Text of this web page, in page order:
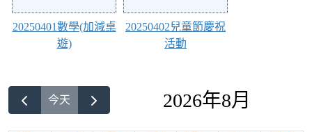
20250401數學(加減桌
遊)
20250402兒童節慶祝
活動
今天 2026年8月